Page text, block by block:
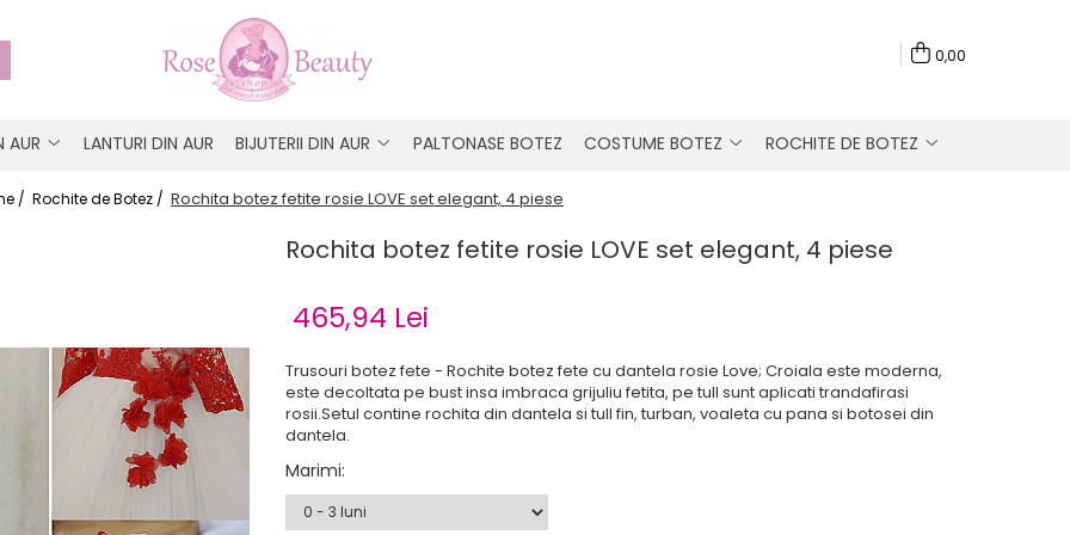
0,00
AUR LANTURI DIN AUR BIJUTERII DIN AUR PALTONASE BOTEZ COSTUME BOTEZ ROCHITE DE BOTEZ
/ Rochite de Botez / Rochita botez fetite rosie LOVE set elegant, 4 piese
Rochita botez fetite rosie LOVE set elegant, 4 piese
465,94 Lei
Trusouri botez fete - Rochite botez fete cu dantela rosie Love; Croiala este moderna,
este decoltata pe bust insa imbraca grijuliu fetita, pe tull sunt aplicati trandafirasi
rosii.Setul contine rochita din dantela si tull fin, turban, voaleta cu pana si botosei din
dantela.
Marimi: